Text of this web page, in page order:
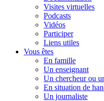
Visites virtuelles
Podcasts
Vidéos
Participer
Liens utiles
Vous êtes
En famille
Un enseignant
Un chercheur ou
En situation de
Un journaliste